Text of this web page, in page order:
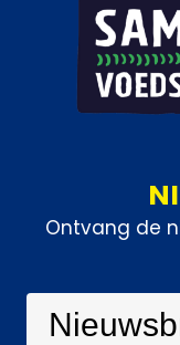
Ontvang de